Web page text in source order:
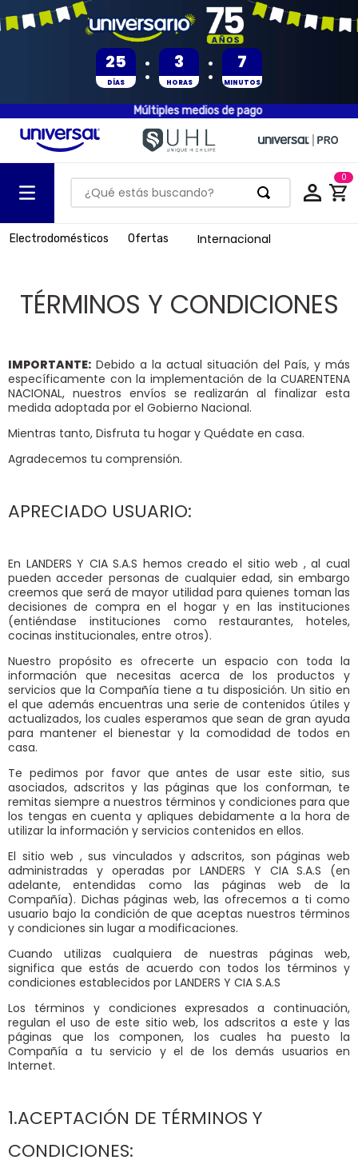
25
DÍAS : 3
HORAS : 7
MINUTOS
Múltiples medios de pago
¿Qué estás buscando? 0
Electrodomésticos Ofertas Internacional
TÉRMINOS Y CONDICIONES
IMPORTANTE: Debido a la actual situación del País, y más
específicamente con la implementación de la CUARENTENA
NACIONAL, nuestros envíos se realizarán al finalizar esta
medida adoptada por el Gobierno Nacional.
Mientras tanto, Disfruta tu hogar y Quédate en casa.
Agradecemos tu comprensión.
APRECIADO USUARIO:
En LANDERS Y CIA S.A.S hemos creado el sitio web , al cual
pueden acceder personas de cualquier edad, sin embargo
creemos que será de mayor utilidad para quienes toman las
decisiones de compra en el hogar y en las instituciones
(entiéndase instituciones como restaurantes, hoteles,
cocinas institucionales, entre otros).
Nuestro propósito es ofrecerte un espacio con toda la
información que necesitas acerca de los productos y
servicios que la Compañía tiene a tu disposición. Un sitio en
el que además encuentras una serie de contenidos útiles y
actualizados, los cuales esperamos que sean de gran ayuda
para mantener el bienestar y la comodidad de todos en
casa.
Te pedimos por favor que antes de usar este sitio, sus
asociados, adscritos y las páginas que los conforman, te
remitas siempre a nuestros términos y condiciones para que
los tengas en cuenta y apliques debidamente a la hora de
utilizar la información y servicios contenidos en ellos.
El sitio web , sus vinculados y adscritos, son páginas web
administradas y operadas por LANDERS Y CIA S.A.S (en
adelante, entendidas como las páginas web de la
Compañía). Dichas páginas web, las ofrecemos a ti como
usuario bajo la condición de que aceptas nuestros términos
y condiciones sin lugar a modificaciones.
Cuando utilizas cualquiera de nuestras páginas web,
significa que estás de acuerdo con todos los términos y
condiciones establecidos por LANDERS Y CIA S.A.S
Los términos y condiciones expresados a continuación,
regulan el uso de este sitio web, los adscritos a este y las
páginas que los componen, los cuales ha puesto la
Compañía a tu servicio y el de los demás usuarios en
Internet.
1.ACEPTACIÓN DE TÉRMINOS Y
CONDICIONES:
TÉRMINOS MÁS BUSCADOS
ventilador
5.
licuadora
6.
ollas
7 .
freidora